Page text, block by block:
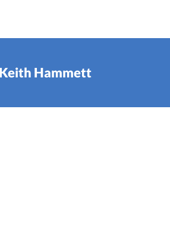
Hammett